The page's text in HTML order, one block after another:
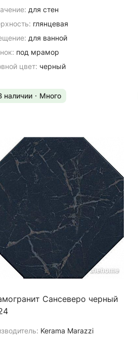
для стен
глянцевая
для ванной
под мрамор
цвет: черный
наличии Много
Сансеверо черный
Kerama Marazzi